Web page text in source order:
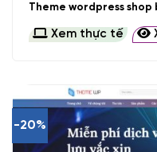
Theme wordpress shop
Xem thực tế
-20%